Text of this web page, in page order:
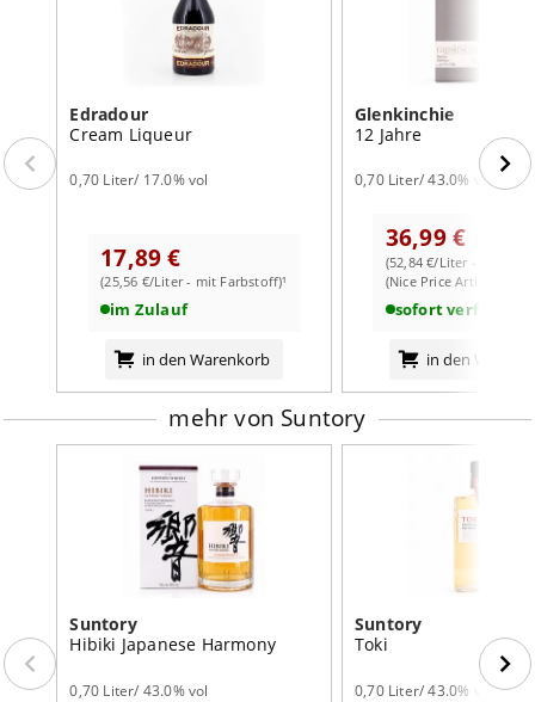
Edradour
Cream Liqueur
0,70 Liter/ 17.0% vol
17,89 €
(25,56 €/Liter - mit Farbstoff)¹
im Zulauf
in den Warenkorb
Glenkinchie
12 Jahre
0,70 Liter/ 43.0% vol
36,99 €
(52,84 €/Liter - mit
(Nice Price Artikel)
sofort verfügbar
in den
mehr von Suntory
Suntory
Hibiki Japanese Harmony
0,70 Liter/ 43.0% vol
Suntory
Toki
0,70 Liter/ 43.0% vol